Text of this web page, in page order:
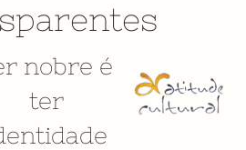
nobre é
ter